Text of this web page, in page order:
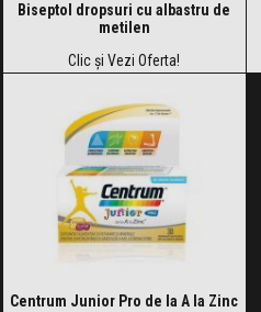
Biseptol dropsuri cu albastru de
metilen
Clic și Vezi Oferta!
Centrum Junior Pro de la A la Zinc